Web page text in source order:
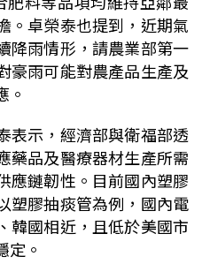
。卓榮泰也提到，近期氣
降雨情形，請農業部第一
豪雨可能對農產品生產及
。
表示，經濟部與衛福部透
藥品及醫療器材生產所需
應鏈韌性。目前國內塑膠
塑膠抽痰管為例，國內電
韓國相近，且低於美國市
定。